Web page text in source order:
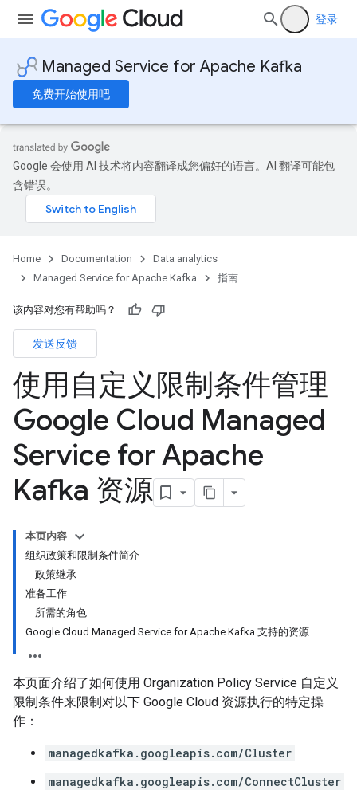
登录
Managed Service for Apache Kafka
免费开始使用吧
Google 会使用 AI 技术将内容翻译成您偏好的语言。AI 翻译可能包
含错误。
Home Documentation
Data analytics
Managed Service for Apache Kafka
指南
该内容对您有帮助吗？
发送反馈
使用自定义限制条件管理
Google Cloud Managed
Service for Apache
Kafka 资源
本页内容
组织政策和限制条件简介
政策继承
准备工作
所需的角色
Google Cloud Managed Service for Apache Kafka 支持的资源
本页面介绍了如何使用 Organization Policy Service 自定义
限制条件来限制对以下 Google Cloud 资源执行的特定操
作：
managedkafka.googleapis.com/Cluster
managedkafka.googleapis.com/ConnectCluster